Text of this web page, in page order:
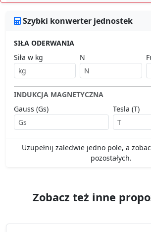
Szybki konwerter jednostek
SIŁA ODERWANIA
Siła w kg
N
INDUKCJA MAGNETYCZNA
Gauss (Gs)
Tesla (T)
Uzupełnij zaledwie jedno pole, a
pozostałych.
Zobacz też inne